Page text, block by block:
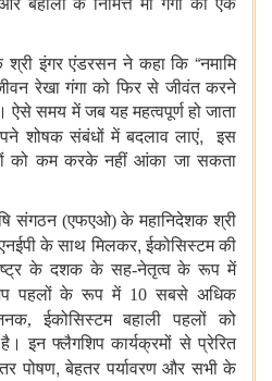
श्री इंगर एंडरसन ने कहा कि “नमामि
रेखा गंगा को फिर से जीवंत करने
ऐसे समय में जब यह महत्वपूर्ण हो जाता
शोषक संबंधों में बदलाव लाएं,इस
को कम करके नहीं आंका जा सकता
संगठन (एफएओ) के महानिदेशक श्री
के साथ मिलकर,ईकोसिस्टम की
के दशक के सह-नेतृत्व के रूप में
पहलों के रूप में 10 सबसे अधिक
ईकोसिस्टम बहाली पहलों को
इन फ्लैगशिप कार्यक्रमों से प्रेरित
पोषण,बेहतर पर्यावरण और सभी के